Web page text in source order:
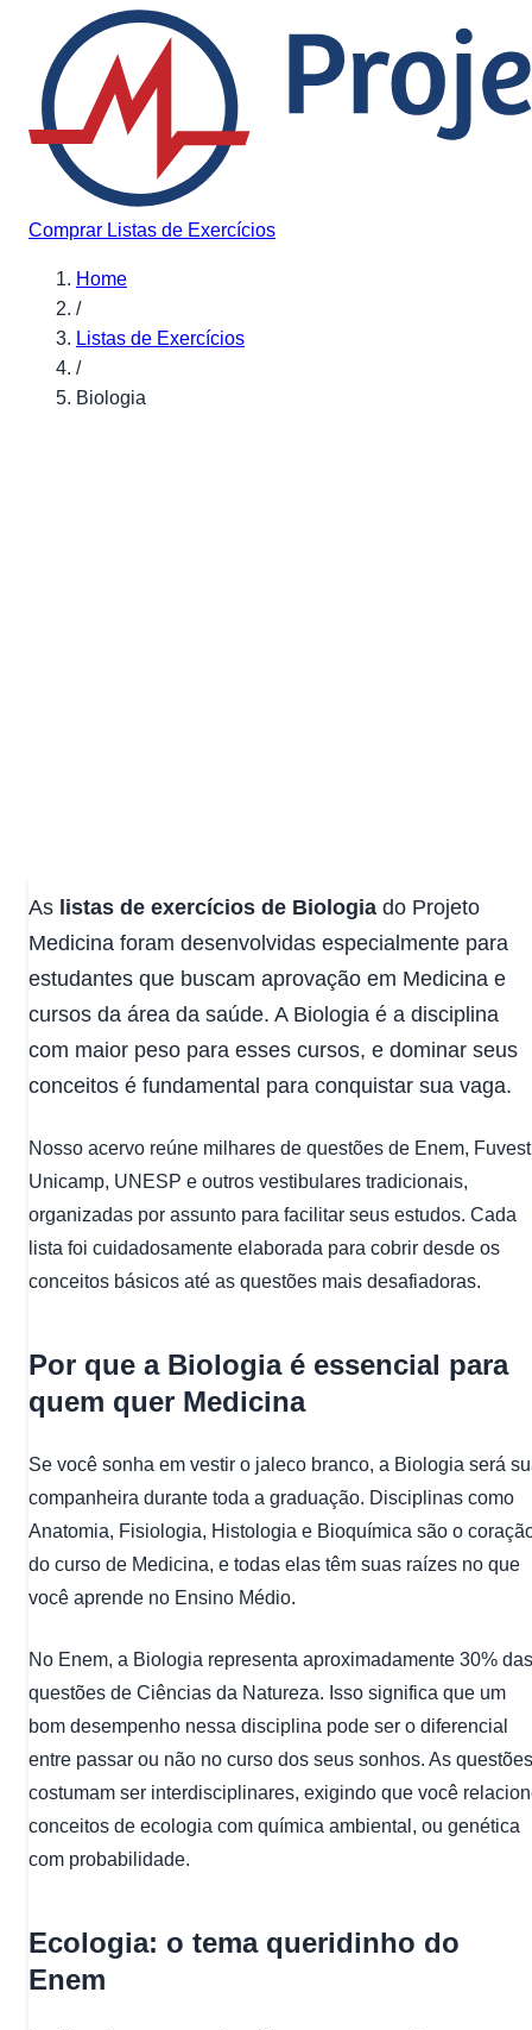
Pular para o conteúdo
Comprar Listas de Exercícios
Home
/
Listas de Exercícios
/
Biologia
As listas de exercícios de Biologia do Projeto
Medicina foram desenvolvidas especialmente para
estudantes que buscam aprovação em Medicina e
cursos da área da saúde. A Biologia é a disciplina
com maior peso para esses cursos, e dominar seus
conceitos é fundamental para conquistar sua vaga.
Nosso acervo reúne milhares de questões de Enem,
Unicamp, UNESP e outros vestibulares tradicionais,
organizadas por assunto para facilitar seus estudos. Cada
lista foi cuidadosamente elaborada para cobrir desde os
conceitos básicos até as questões mais desafiadoras.
Por que a Biologia é essencial para
quem quer Medicina
Se você sonha em vestir o jaleco branco, a Biologia será
companheira durante toda a graduação. Disciplinas como
Anatomia, Fisiologia, Histologia e Bioquímica são o
do curso de Medicina, e todas elas têm suas raízes no que
você aprende no Ensino Médio.
No Enem, a Biologia representa aproximadamente 30% das
questões de Ciências da Natureza. Isso significa que um
bom desempenho nessa disciplina pode ser o diferencial
entre passar ou não no curso dos seus sonhos. As questões
costumam ser interdisciplinares, exigindo que você
conceitos de ecologia com química ambiental, ou genética
com probabilidade.
Ecologia: o tema queridinho do
Enem